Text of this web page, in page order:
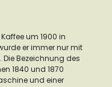
um 1900 in
er immer nur mit
Die Bezeichnung des
1840 und 1870
und einer